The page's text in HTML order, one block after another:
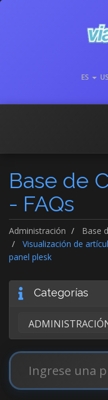
ES
Base de
- FAQs
Administración
Base
Visualización de
panel plesk
Categorías